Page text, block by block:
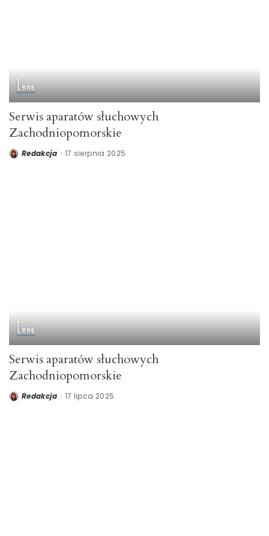
Inne
Serwis aparatów słuchowych
Zachodniopomorskie
PostedRedakcja 17 sierpnia 2025
Inne
Serwis aparatów słuchowych
Zachodniopomorskie
PostedRedakcja 17 lipca 2025